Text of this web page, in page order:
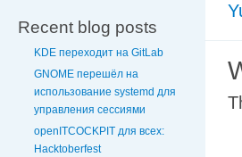
Recent blog posts
KDE переходит на GitLab
GNOME перешёл на
использование systemd для
управления сессиями
openITCOCKPIT для всех:
Hacktoberfest